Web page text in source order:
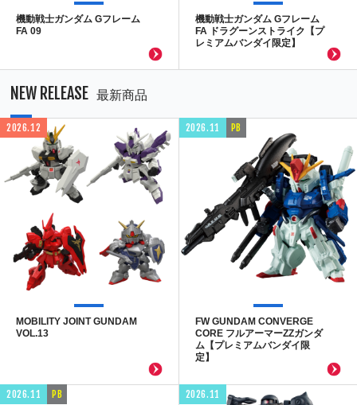
機動戦士ガンダム Gフレーム
FA 09
機動戦士ガンダム Gフレーム
FA ドラグーンストライク【プ
レミアムバンダイ限定】
NEW RELEASE 最新商品
2026.12
MOBILITY JOINT GUNDAM
VOL.13
2026.11 PB
FW GUNDAM CONVERGE
CORE フルアーマーZZガンダ
ム【プレミアムバンダイ限
定】
2026.11 PB 2026.11